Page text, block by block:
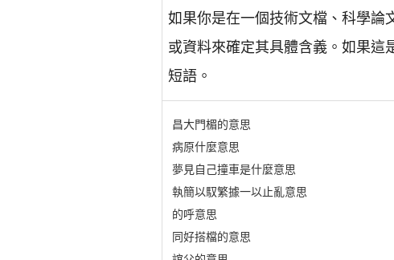
如果你是在一個技術文檔、科學論
或資料來確定其具體含義。如果這
短語。
昌大門楣的意思
病原什麼意思
夢見自己撞車是什麼意思
執簡以馭繁據一以止亂意思
的呼意思
同好搭檔的意思